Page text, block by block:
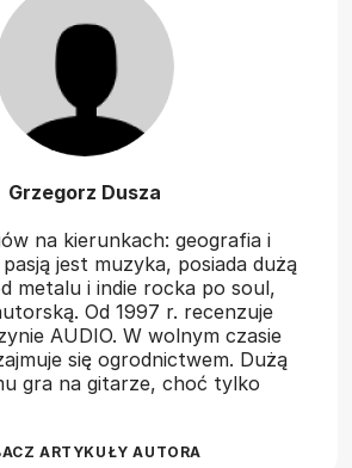
Grzegorz Dusza
na kierunkach: geografia i
jest muzyka, posiada dużą
metalu i indie rocka po soul,
Od 1997 r. recenzuje
AUDIO. W wolnym czasie
się ogrodnictwem. Dużą
gra na gitarze, choć tylko
ARTYKUŁY AUTORA